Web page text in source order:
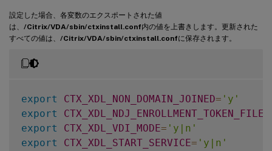
設定した場合、各変数のエクスポートされた値
は、 /Citrix/VDA/sbin/ctxinstall.conf内の値を上書きします。更新された
すべての値は、 /Citrix/VDA/sbin/ctxinstall.confに保存されます。
export CTX_XDL_NON_DOMAIN_JOINED= 'y'
export
CTX_XDL_NDJ_ENROLLMENT_TOKEN_FILE
export
CTX_XDL_VDI_MODE= 'y|n'
export
CTX_XDL_START_SERVICE= 'y|n'